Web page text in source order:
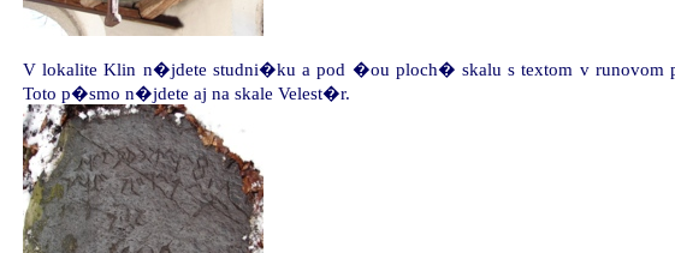
V lokalite Klin n�jdete studni�ku a pod �ou ploch� skalu s textom v runovom
Toto p�smo n�jdete aj na skale Velest�r.